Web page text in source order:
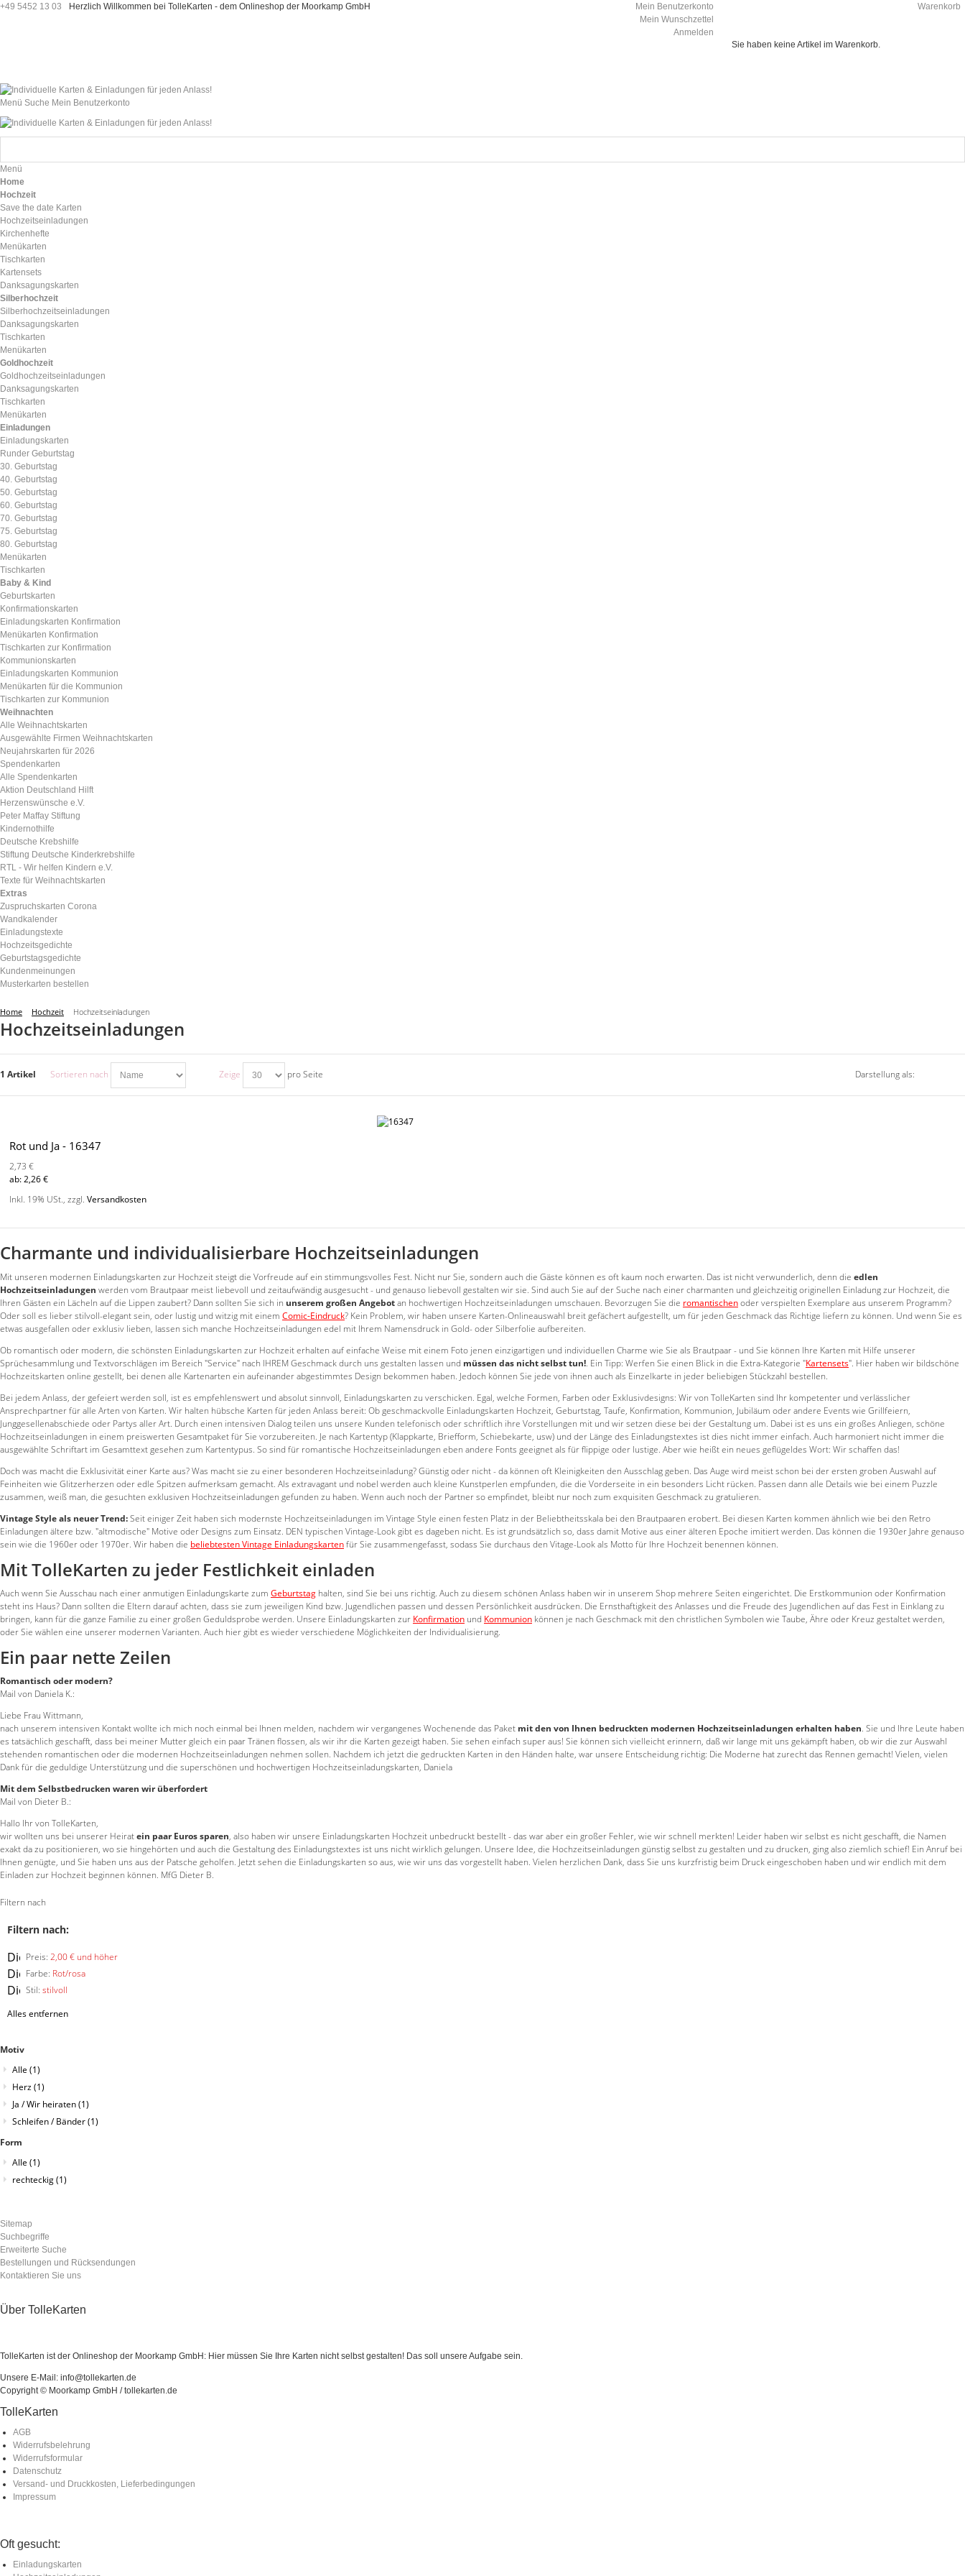
+49 5452 13 03 Herzlich Willkommen bei TolleKarten - dem Onlineshop der Moorkamp GmbH Warenkorb
Sie haben keine Artikel im Warenkorb.
Mein Benutzerkonto
Mein Wunschzettel
Anmelden
Menü Suche Mein Benutzerkonto
Menü
Home
Hochzeit
Save the date Karten
Hochzeitseinladungen
Kirchenhefte
Menükarten
Tischkarten
Kartensets
Danksagungskarten
Silberhochzeit
Silberhochzeitseinladungen
Danksagungskarten
Tischkarten
Menükarten
Goldhochzeit
Goldhochzeitseinladungen
Danksagungskarten
Tischkarten
Menükarten
Einladungen
Einladungskarten
Runder Geburtstag
30. Geburtstag
40. Geburtstag
50. Geburtstag
60. Geburtstag
70. Geburtstag
75. Geburtstag
80. Geburtstag
Menükarten
Tischkarten
Baby & Kind
Geburtskarten
Konfirmationskarten
Einladungskarten Konfirmation
Menükarten Konfirmation
Tischkarten zur Konfirmation
Kommunionskarten
Einladungskarten Kommunion
Menükarten für die Kommunion
Tischkarten zur Kommunion
Weihnachten
Alle Weihnachtskarten
Ausgewählte Firmen Weihnachtskarten
Neujahrskarten für 2026
Spendenkarten
Alle Spendenkarten
Aktion Deutschland Hilft
Herzenswünsche e.V.
Peter Maffay Stiftung
Kindernothilfe
Deutsche Krebshilfe
Stiftung Deutsche Kinderkrebshilfe
RTL - Wir helfen Kindern e.V.
Texte für Weihnachtskarten
Extras
Zuspruchskarten Corona
Wandkalender
Einladungstexte
Hochzeitsgedichte
Geburtstagsgedichte
Kundenmeinungen
Musterkarten bestellen
Home Hochzeit Hochzeitseinladungen
Hochzeitseinladungen
1 Artikel Sortieren nach Zeige pro Seite Darstellung als:
Rot und Ja - 16347
2,73 €
ab: 2,26 €
Inkl. 19% USt.,zzgl.Versandkosten
Charmante und individualisierbare Hochzeitseinladungen
Mit unseren modernen Einladungskarten zur Hochzeit steigt die Vorfreude auf ein stimmungsvolles Fest. Nicht nur Sie, sondern auch die Gäste können es oft kaum noch erwarten. Das ist nicht verwunderlich, denn die edlen
Hochzeitseinladungen werden vom Brautpaar meist liebevoll und zeitaufwändig ausgesucht - und genauso liebevoll gestalten wir sie. Sind auch Sie auf der Suche nach einer charmanten und gleichzeitig originellen Einladung zur Hochzeit, die
Ihren Gästen ein Lächeln auf die Lippen zaubert? Dann sollten Sie sich in unserem großen Angebotan hochwertigen Hochzeitseinladungen umschauen. Bevorzugen Sie die romantischenoder verspielten Exemplare aus unserem Programm?
Oder soll es lieber stilvoll-elegant sein, oder lustig und witzig mit einem Comic-Eindruck? Kein Problem, wir haben unsere Karten-Onlineauswahl breit gefächert aufgestellt, um für jeden Geschmack das Richtige liefern zu können. Und wenn Sie es
etwas ausgefallen oder exklusiv lieben, lassen sich manche Hochzeitseinladungen edel mit Ihrem Namensdruck in Gold- oder Silberfolie aufbereiten.
Ob romantisch oder modern, die schönsten Einladungskarten zur Hochzeit erhalten auf einfache Weise mit einem Foto jenen einzigartigen und individuellen Charme wie Sie als Brautpaar - und Sie können Ihre Karten mit Hilfe unserer
Sprüchesammlung und Textvorschlägen im Bereich "Service" nach IHREM Geschmack durch uns gestalten lassen und müssen das nicht selbst tun!. Ein Tipp: Werfen Sie einen Blick in die Extra-Kategorie "Kartensets". Hier haben wir bildschöne
Hochzeitskarten online gestellt, bei denen alle Kartenarten ein aufeinander abgestimmtes Design bekommen haben. Jedoch können Sie jede von ihnen auch als Einzelkarte in jeder beliebigen Stückzahl bestellen.
Bei jedem Anlass, der gefeiert werden soll, ist es empfehlenswert und absolut sinnvoll, Einladungskarten zu verschicken. Egal, welche Formen, Farben oder Exklusivdesigns: Wir von TolleKarten sind Ihr kompetenter und verlässlicher
Ansprechpartner für alle Arten von Karten. Wir halten hübsche Karten für jeden Anlass bereit: Ob geschmackvolle Einladungskarten Hochzeit, Geburtstag, Taufe, Konfirmation, Kommunion, Jubiläum oder andere Events wie Grillfeiern,
Junggesellenabschiede oder Partys aller Art. Durch einen intensiven Dialog teilen uns unsere Kunden telefonisch oder schriftlich ihre Vorstellungen mit und wir setzen diese bei der Gestaltung um. Dabei ist es uns ein großes Anliegen, schöne
Hochzeitseinladungen in einem preiswerten Gesamtpaket für Sie vorzubereiten. Je nach Kartentyp (Klappkarte, Briefform, Schiebekarte, usw) und der Länge des Einladungstextes ist dies nicht immer einfach. Auch harmoniert nicht immer die
ausgewählte Schriftart im Gesamttext gesehen zum Kartentypus. So sind für romantische Hochzeitseinladungen eben andere Fonts geeignet als für flippige oder lustige. Aber wie heißt ein neues geflügeldes Wort: Wir schaffen das!
Doch was macht die Exklusivität einer Karte aus? Was macht sie zu einer besonderen Hochzeitseinladung? Günstig oder nicht - da können oft Kleinigkeiten den Ausschlag geben. Das Auge wird meist schon bei der ersten groben Auswahl auf
Feinheiten wie Glitzerherzen oder edle Spitzen aufmerksam gemacht. Als extravagant und nobel werden auch kleine Kunstperlen empfunden, die die Vorderseite in ein besonders Licht rücken. Passen dann alle Details wie bei einem Puzzle
zusammen, weiß man, die gesuchten exklusiven Hochzeitseinladungen gefunden zu haben. Wenn auch noch der Partner so empfindet, bleibt nur noch zum exquisiten Geschmack zu gratulieren.
Vintage Style als neuer Trend:Seit einiger Zeit haben sich modernste Hochzeitseinladungen im Vintage Style einen festen Platz in der Beliebtheitsskala bei den Brautpaaren erobert. Bei diesen Karten kommen ähnlich wie bei den Retro
Einladungen ältere bzw. "altmodische" Motive oder Designs zum Einsatz. DEN typischen Vintage-Look gibt es dageben nicht. Es ist grundsätzlich so, dass damit Motive aus einer älteren Epoche imitiert werden. Das können die 1930er Jahre genauso
sein wie die 1960er oder 1970er. Wir haben die beliebtesten Vintage Einladungskartenfür Sie zusammengefasst, sodass Sie durchaus den Vitage-Look als Motto für Ihre Hochzeit benennen können.
Mit TolleKarten zu jeder Festlichkeit einladen
Auch wenn Sie Ausschau nach einer anmutigen Einladungskarte zum Geburtstag halten, sind Sie bei uns richtig. Auch zu diesem schönen Anlass haben wir in unserem Shop mehrere Seiten eingerichtet. Die Erstkommunion oder Konfirmation
steht ins Haus? Dann sollten die Eltern darauf achten, dass sie zum jeweiligen Kind bzw. Jugendlichen passen und dessen Persönlichkeit ausdrücken. Die Ernsthaftigkeit des Anlasses und die Freude des Jugendlichen auf das Fest in Einklang zu
bringen, kann für die ganze Familie zu einer großen Geduldsprobe werden. Unsere Einladungskarten zur Konfirmation und Kommunion können je nach Geschmack mit den christlichen Symbolen wie Taube, Ähre oder Kreuz gestaltet werden,
oder Sie wählen eine unserer modernen Varianten. Auch hier gibt es wieder verschiedene Möglichkeiten der Individualisierung.
Ein paar nette Zeilen
Romantisch oder modern?
Mail von Daniela K.:
Liebe Frau Wittmann,
nach unserem intensiven Kontakt wollte ich mich noch einmal bei Ihnen melden, nachdem wir vergangenes Wochenende das Paket mit den von Ihnen bedruckten modernen Hochzeitseinladungen erhalten haben. Sie und Ihre Leute haben
es tatsächlich geschafft, dass bei meiner Mutter gleich ein paar Tränen flossen, als wir ihr die Karten gezeigt haben. Sie sehen einfach super aus! Sie können sich vielleicht erinnern, daß wir lange mit uns gekämpft haben, ob wir die zur Auswahl
stehenden romantischen oder die modernen Hochzeitseinladungen nehmen sollen. Nachdem ich jetzt die gedruckten Karten in den Händen halte, war unsere Entscheidung richtig: Die Moderne hat zurecht das Rennen gemacht! Vielen, vielen
Dank für die geduldige Unterstützung und die superschönen und hochwertigen Hochzeitseinladungskarten, Daniela
Mit dem Selbstbedrucken waren wir überfordert
Mail von Dieter B.:
Hallo Ihr von TolleKarten,
wir wollten uns bei unserer Heiratein paar Euros sparen, also haben wir unsere Einladungskarten Hochzeit unbedruckt bestellt - das war aber ein großer Fehler, wie wir schnell merkten! Leider haben wir selbst es nicht geschafft, die Namen
exakt da zu positionieren, wo sie hingehörten und auch die Gestaltung des Einladungstextes ist uns nicht wirklich gelungen. Unsere Idee, die Hochzeitseinladungen günstig selbst zu gestalten und zu drucken, ging also ziemlich schief! Ein Anruf bei
Ihnen genügte, und Sie haben uns aus der Patsche geholfen. Jetzt sehen die Einladungskarten so aus, wie wir uns das vorgestellt haben. Vielen herzlichen Dank, dass Sie uns kurzfristig beim Druck eingeschoben haben und wir endlich mit dem
Einladen zur Hochzeit beginnen können. MfG Dieter B.
Filtern nach
Filtern nach:
Preis: 2,00 € und höher
Diesen
Artikel
entfernen
Farbe: Rot/rosa
Diesen
Artikel
entfernen
Stil: stilvoll
Diesen
entfernen
Alles entfernen
Motiv
Alle (1)
Herz(1)
Ja / Wir heiraten(1)
Schleifen / Bänder(1)
Form
Alle (1)
rechteckig(1)
Sitemap
Suchbegriffe
Erweiterte Suche
Bestellungen und Rücksendungen
Kontaktieren Sie uns
Über TolleKarten
TolleKarten ist der Onlineshop der Moorkamp GmbH: Hier müssen Sie Ihre Karten nicht selbst gestalten! Das soll unsere Aufgabe sein.
Unsere E-Mail: info@tollekarten.de
Copyright © Moorkamp GmbH / tollekarten.de
TolleKarten
AGB
Widerrufsbelehrung
Widerrufsformular
Datenschutz
Versand- und Druckkosten, Lieferbedingungen
Impressum
Oft gesucht:
Einladungskarten